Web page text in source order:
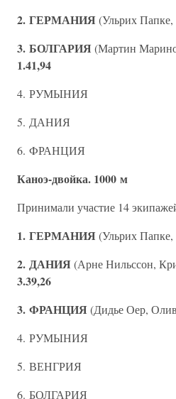
2. ГЕРМАНИЯ(Ульрих
3. БОЛГАРИЯ(Мартин
1.41,94
4. РУМЫНИЯ
5. ДАНИЯ
6. ФРАНЦИЯ
Каноэ-двойка. 1000 м
Принимали участие 14
1. ГЕРМАНИЯ(Ульрих
2. ДАНИЯ(Арне Нильссон,
3.39,26
3. ФРАНЦИЯ(Дидье Оер,
4. РУМЫНИЯ
5. ВЕНГРИЯ
6. БОЛГАРИЯ